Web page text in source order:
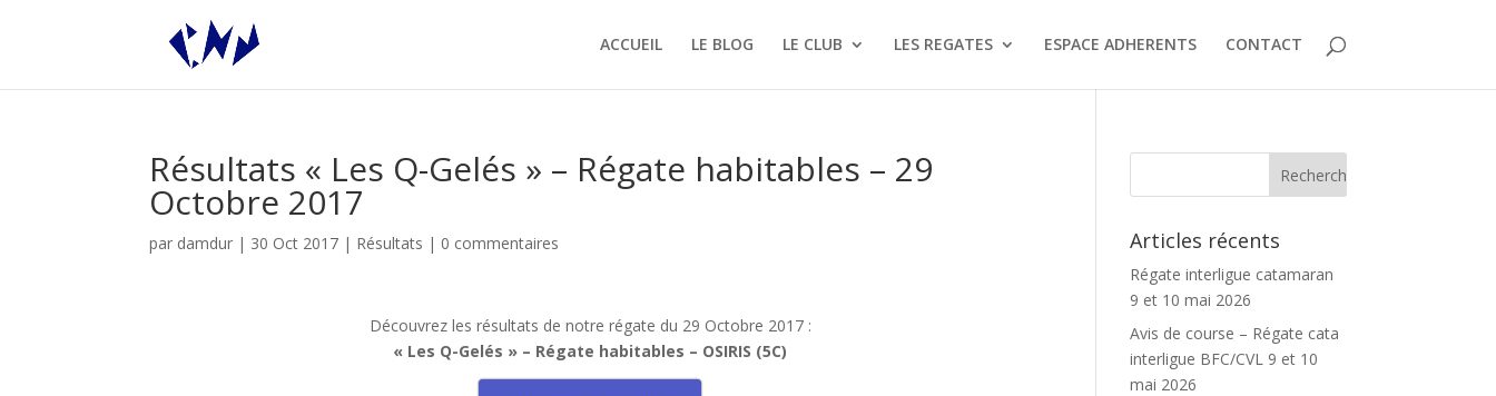
ACCUEIL LE BLOG LE CLUB LES REGATES ESPACE ADHERENTS CONTACT
Résultats « Les Q-Gelés » – Régate habitables – 29
Octobre 2017
par damdur | 30 Oct 2017 | Résultats | 0 commentaires
Découvrez les résultats de notre régate du 29 Octobre 2017 :
« Les Q-Gelés » – Régate habitables – OSIRIS (5C)
Articles récents
Régate interligue catamaran
9 et 10 mai 2026
Avis de course – Régate cata
interligue BFC/CVL 9 et 10
mai 2026